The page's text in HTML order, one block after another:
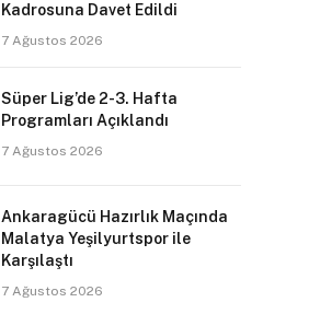
Kadrosuna Davet Edildi
7 Ağustos 2026
Süper Lig’de 2-3. Hafta
Programları Açıklandı
7 Ağustos 2026
Ankaragücü Hazırlık Maçında
Malatya Yeşilyurtspor ile
Karşılaştı
7 Ağustos 2026